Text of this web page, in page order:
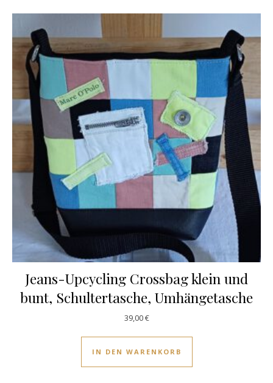
Jeans-Upcycling Crossbag klein und
bunt, Schultertasche, Umhängetasche
39,00€
IN DEN WARENKORB